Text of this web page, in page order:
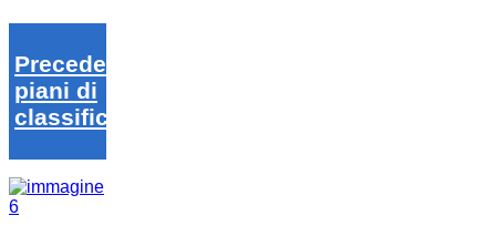
Precedenti
piani di
classifica